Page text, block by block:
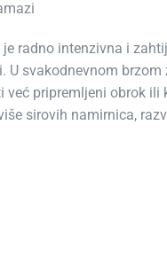
radno intenzivna i
U svakodnevnom
već pripremljeni obrok ili
sirovih namirnica,